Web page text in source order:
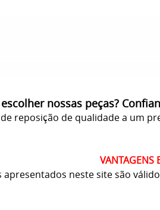
nossas peças?
reposição de qualidade a um
VANTAGENS
apresentados neste site são